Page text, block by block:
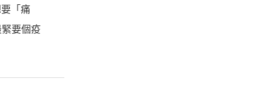
「痛
要個疫